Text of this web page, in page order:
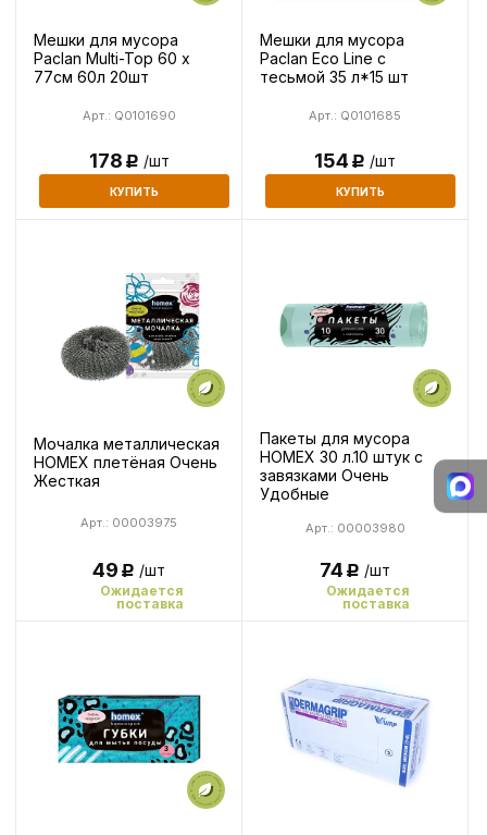
Мешки для мусора
Paclan Multi-Top 60 х
77см 60л 20шт
Арт.: Q0101690
178Р /шт
КУПИТЬ
Мешки для мусора
Paclan Eco Line с
тесьмой 35 л*15 шт
Арт.: Q0101685
154Р /шт
КУПИТЬ
Мочалка металлическая
HOMEX плетёная Очень
Жесткая
Арт.: 00003975
49Р /шт
Ожидается
поставка
Пакеты для мусора
HOMEX 30 л.10 штук с
завязками Очень
Удобные
Арт.: 00003980
74Р /шт
Ожидается
поставка